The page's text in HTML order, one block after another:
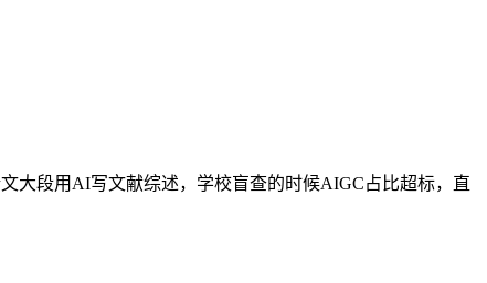
大段用AI写文献综述，学校盲查的时候AIGC占比超标，直